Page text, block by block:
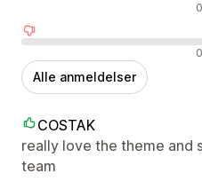
0
0
Alle anmeldelser
COSTAK
really love the theme and
team